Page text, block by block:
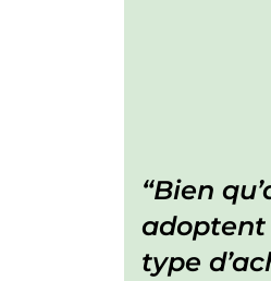
Bien
adoptent
type